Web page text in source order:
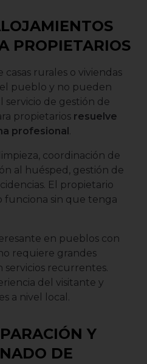
PROPIETARIOS
rurales o viviendas
pueblo y no pueden
servicio de gestión de
propietarios resuelve
profesional.
coordinación de
al huésped, gestión de
El propietario
funciona sin que tenga
en pueblos con
requiere grandes
servicios recurrentes.
del visitante y
a nivel local.
Y
DE